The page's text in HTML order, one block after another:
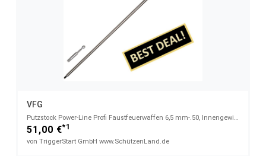
VFG
Putzstock Power-Line Profi Faustfeuerwaffen 6,5 mm-.50, Innengewinde M5, Länge 24 cm
51,00 €*1
von TriggerStart GmbH www.SchützenLand.de